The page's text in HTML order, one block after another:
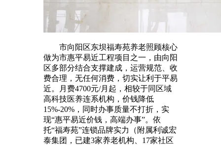
市向阳区东坝福寿苑养老照顾核心
做为市惠平易近工程项目之一，由向阳
区多部分结合支撑建成，运营规范、收
费合理，无任何消费，切实让利于平易
近。月费4700元/月起，相较于同区域
高科技医养连系机构，价钱降低
15%-20%，同时办事质量不打折，实
现“惠平易近价钱，高端办事”。依
托“福寿苑”连锁品牌实力（附属利诚宏
泰集团，已建3家养老机构、17家社区